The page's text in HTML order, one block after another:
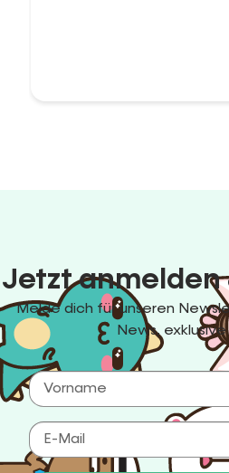
Jetzt anmelden
Melde dich für unseren
News,